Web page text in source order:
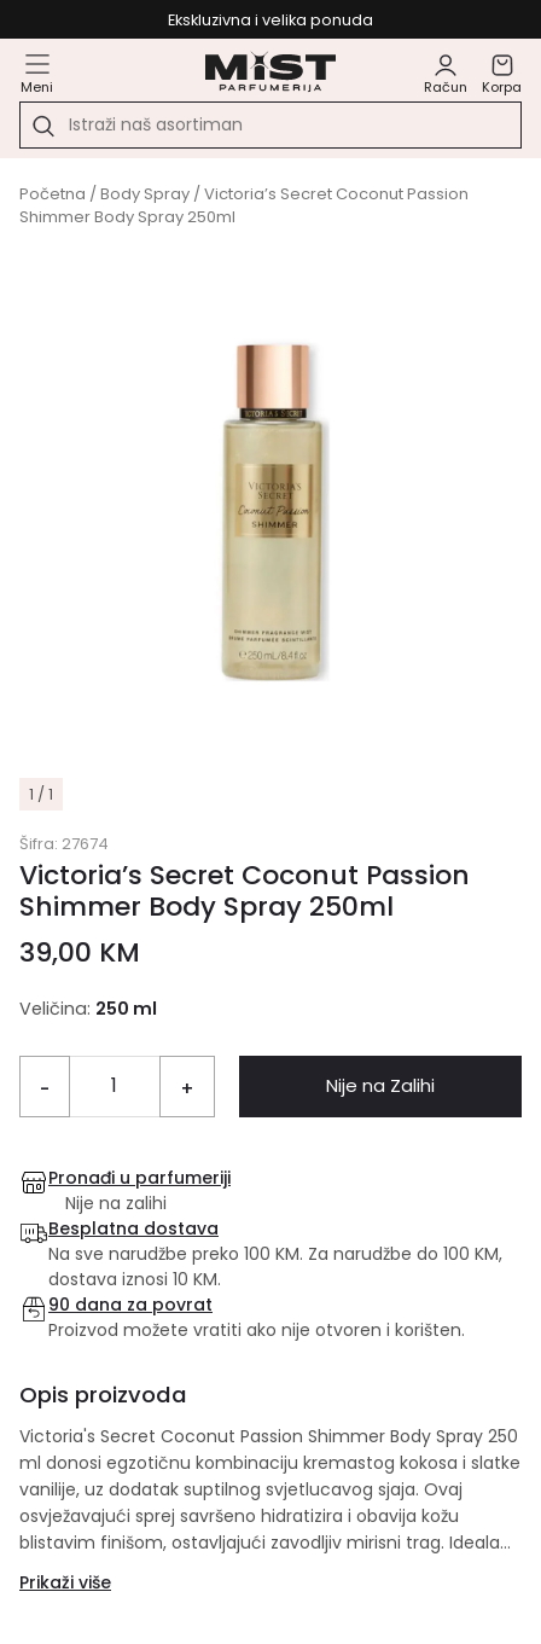
Ekskluzivna i velika ponuda
Meni Račun Korpa
Početna /Body Spray / Victoria’s Secret Coconut Passion
Shimmer Body Spray 250ml
1 / 1
Šifra: 27674
Victoria’s Secret Coconut Passion
Shimmer Body Spray 250ml
39,00 KM
Veličina: 250 ml
- + Nije na Zalihi
Pronađi u parfumeriji
Nije na zalihi
Besplatna dostava
Na sve narudžbe preko 100 KM. Za narudžbe do 100 KM,
dostava iznosi 10 KM.
90 dana za povrat
Proizvod možete vratiti ako nije otvoren i korišten.
Opis proizvoda
Victoria's Secret Coconut Passion Shimmer Body Spray 250
ml donosi egzotičnu kombinaciju kremastog kokosa i slatke
vanilije, uz dodatak suptilnog svjetlucavog sjaja. Ovaj
osvježavajući sprej savršeno hidratizira i obavija kožu
blistavim finišom, ostavljajući zavodljiv mirisni trag. Idealan
dodatnu dozu sjaja i luksuza.
Prikaži više